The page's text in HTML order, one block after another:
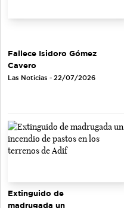
Fallece Isidoro Gómez
Cavero
Las Noticias - 22/07/2026
Extinguido de
madrugada un